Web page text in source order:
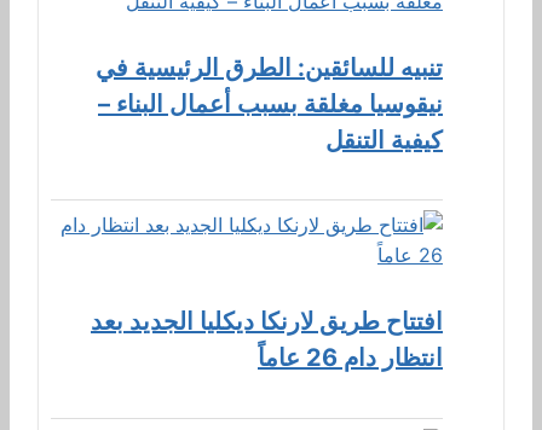
تنبيه للسائقين: الطرق الرئيسية في
نيقوسيا مغلقة بسبب أعمال البناء –
كيفية التنقل
افتتاح طريق لارنكا ديكليا الجديد بعد
انتظار دام 26 عاماً